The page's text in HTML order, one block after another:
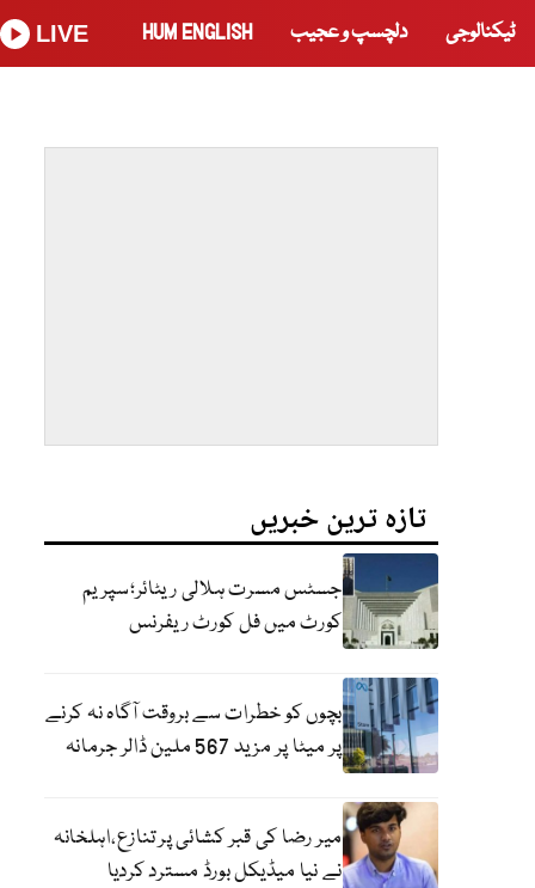
ٹیکنالوجی دلچسپ و عجیب HUM ENGLISH
LIVE
تازہ ترین خبریں
جسٹس مسرت ہلالی ریٹائر؛سپریم
کورٹ میں فل کورٹ ریفرنس
بچوں کو خطرات سے بروقت آگاہ نہ کرنے
پر میٹا پر مزید 567 ملین ڈالر جرمانہ
میر رضا کی قبر کشائی پر تنازع،اہلخانہ
نے نیا میڈیکل بورڈ مسترد کردیا